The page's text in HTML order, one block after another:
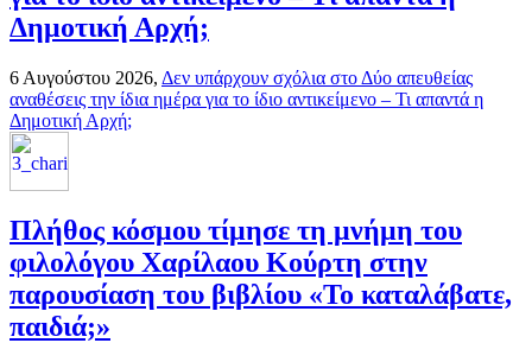
Δημοτική Αρχή;
6 Αυγούστου 2026, Δεν υπάρχουν σχόλια στο Δύο απευθείας
αναθέσεις την ίδια ημέρα για το ίδιο αντικείμενο – Τι απαντά η
Δημοτική Αρχή;
Πλήθος κόσμου τίμησε τη μνήμη του
φιλολόγου Χαρίλαου Κούρτη στην
παρουσίαση του βιβλίου «Το καταλάβατε,
παιδιά;»